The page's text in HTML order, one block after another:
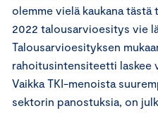
olemme vielä kaukana
2022 talousarvioesitys vie
Talousarvioesityksen
rahoitusintensiteetti laskee
Vaikka TKI-menoista
sektorin panostuksia, on